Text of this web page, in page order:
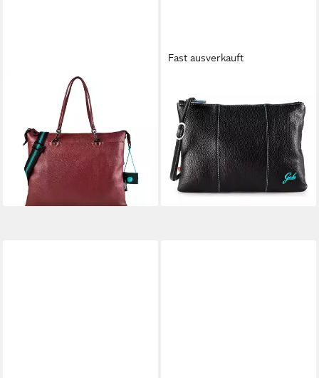
Schultertasche G3, Leder
lieferbar - in 2-3 Werktagen bei dir
Fast ausverkauft
Umhängetasche Beyonce,
Leder
ab 79,98 € UVP100,00 €
-20%
lieferbar - in 2-3 Werktagen bei dir